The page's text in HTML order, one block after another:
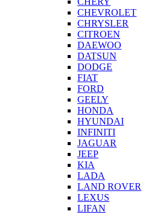
CHEVROLET
CHRYSLER
CITROEN
DAEWOO
DATSUN
DODGE
FIAT
FORD
GEELY
HONDA
HYUNDAI
INFINITI
JAGUAR
JEEP
KIA
LADA
LAND ROVER
LEXUS
LIFAN